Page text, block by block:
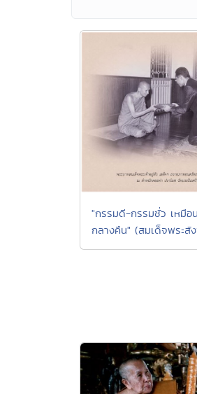
"กรรมดี-กรรมชั่ว เหมือ
กลางคืน" (สมเด็จพระสัง